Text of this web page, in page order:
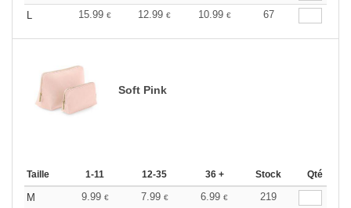
L
15.99 € 12.99 € 10.99 € 67
Soft Pink
Taille 1-11 12-35 36 + Stock Qté
M 9.99 € 7.99 € 6.99 €
219